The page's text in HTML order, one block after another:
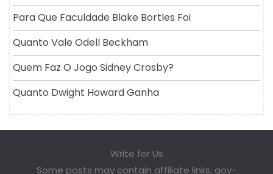
Para Que Faculdade Blake Bortles Foi
Quanto Vale Odell Beckham
Quem Faz O Jogo Sidney Crosby?
Quanto Dwight Howard Ganha
Write for Us
Some posts may contain affiliate links. gov-